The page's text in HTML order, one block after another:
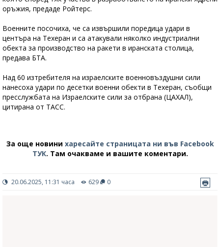
оръжия, предаде Ройтерс.
Военните посочиха, че са извършили поредица удари в
центъра на Техеран и са атакували няколко индустриални
обекта за производство на ракети в иранската столица,
предава БТА.
Над 60 изтребителя на израелските военновъздушни сили
нанесоха удари по десетки военни обекти в Техеран, съобщи
пресслужбата на Израелските сили за отбрана (ЦАХАЛ),
цитирана от ТАСС.
За още новини харесайте страницата ни във Facebook
ТУК. Там очакваме и вашите коментари.
20.06.2025, 11:31 часа 629 0